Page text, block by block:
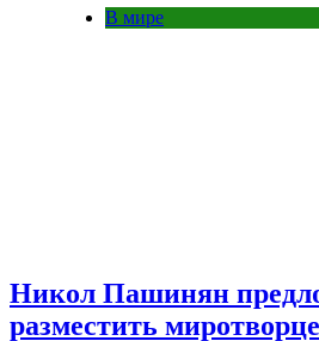
В мире
Никол Пашинян
разместить